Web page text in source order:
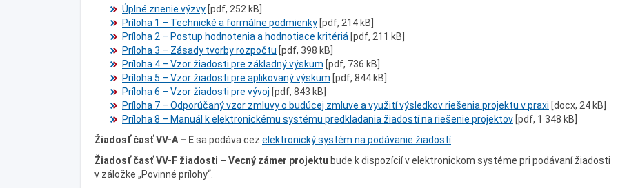
Úplné znenie výzvy [pdf, 252 kB]
Príloha 1 – Technické a formálne podmienky [pdf, 214 kB]
Príloha 2 – Postup hodnotenia a hodnotiace kritériá [pdf, 211 kB]
Príloha 3 – Zásady tvorby rozpočtu [pdf, 398 kB]
Príloha 4 – Vzor žiadosti pre základný výskum [pdf, 736 kB]
Príloha 5 – Vzor žiadosti pre aplikovaný výskum [pdf, 844 kB]
Príloha 6 – Vzor žiadosti pre vývoj [pdf, 843 kB]
Príloha 7 – Odporúčaný vzor zmluvy o budúcej zmluve a využití výsledkov riešenia projektu v praxi [docx, 24 kB]
Príloha 8 – Manuál k elektronickému systému predkladania žiadostí na riešenie projektov [pdf, 1 348 kB]
Žiadosť časť VV-A – Esa podáva cez elektronický systém na podávanie žiadostí.
Žiadosť časť VV-F žiadosti – Vecný zámer projektu bude k dispozícií v elektronickom systéme pri podávaní žiadosti
v záložke „Povinné prílohy“.